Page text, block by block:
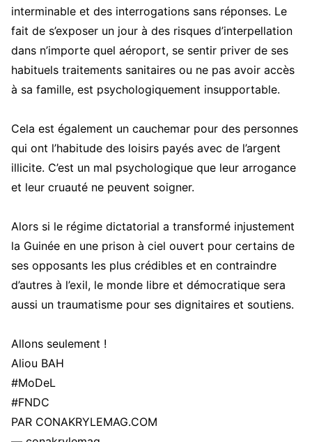
interminable et des interrogations sans réponses. Le
fait de s’exposer un jour à des risques d’interpellation
dans n’importe quel aéroport, se sentir priver de ses
habituels traitements sanitaires ou ne pas avoir accès
à sa famille, est psychologiquement insupportable.
Cela est également un cauchemar pour des personnes
qui ont l’habitude des loisirs payés avec de l’argent
illicite. C’est un mal psychologique que leur arrogance
et leur cruauté ne peuvent soigner.
Alors si le régime dictatorial a transformé injustement
la Guinée en une prison à ciel ouvert pour certains de
ses opposants les plus crédibles et en contraindre
d’autres à l’exil, le monde libre et démocratique sera
aussi un traumatisme pour ses dignitaires et soutiens.
Allons seulement !
Aliou BAH
#MoDeL
#FNDC
PAR CONAKRYLEMAG.COM